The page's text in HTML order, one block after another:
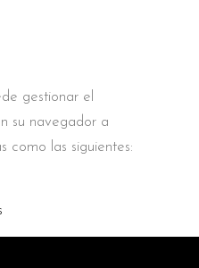
gestionar el
su navegador a
como las siguientes: